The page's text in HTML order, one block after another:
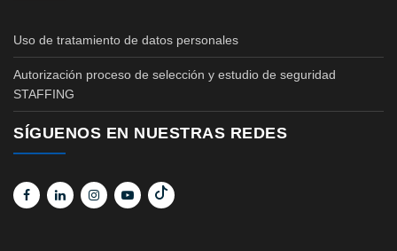
Uso de tratamiento de datos personales
Autorización proceso de selección y estudio de seguridad
STAFFING
SÍGUENOS EN NUESTRAS REDES